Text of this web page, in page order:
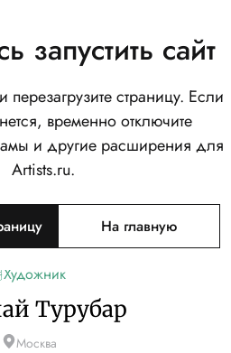
запустить сайт
страницу. Если
временно отключите
и другие расширения для
Artists.ru.
На главную
Художник
Турубар
Москва